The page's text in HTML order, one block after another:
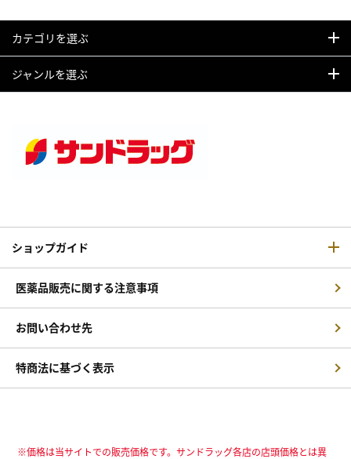
カテゴリを選ぶ
ジャンルを選ぶ
ショップガイド
医薬品販売に関する注意事項
お問い合わせ先
特商法に基づく表示
※価格は当サイトでの販売価格です。サンドラッグ各店の店頭価格とは異